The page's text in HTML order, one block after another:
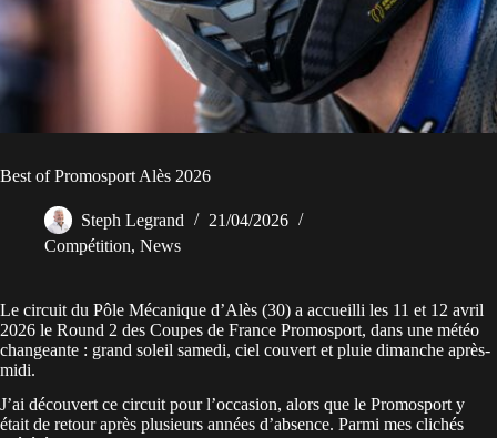
Best of Promosport Alès 2026
Steph Legrand
21/04/2026
Compétition, News
Le circuit du Pôle Mécanique d’Alès (30) a accueilli les 11 et 12 avril
2026 le Round 2 des Coupes de France Promosport, dans une météo
changeante : grand soleil samedi, ciel couvert et pluie dimanche après-
midi.
J’ai découvert ce circuit pour l’occasion, alors que le Promosport y
était de retour après plusieurs années d’absence. Parmi mes clichés